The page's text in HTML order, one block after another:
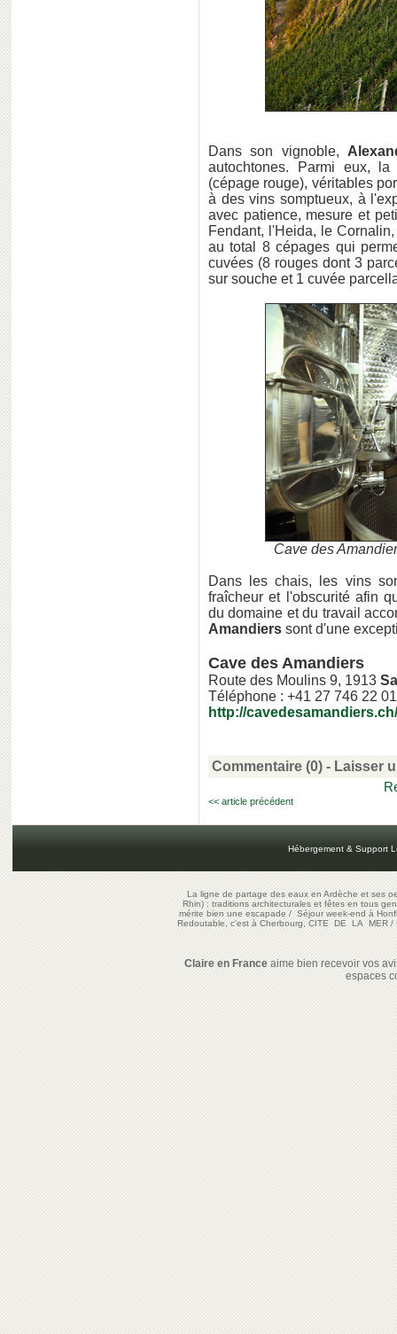
Dans son vignoble,
autochtones. Parmi eux,
(cépage rouge), véritables
à des vins somptueux, à
avec patience, mesure et
Fendant, l'Heida, le
au total 8 cépages qui
cuvées (8 rouges dont 3
sur souche et 1 cuvée
Cave des
Dans les chais, les vins
fraîcheur et l'obscurité afin
du domaine et du travail
Amandiers sont d'une
Cave des Amandiers
Route des Moulins 9, 1913
Téléphone : +41 27 746 22 01
http://cavedesamandiers.ch/
Commentaire (0) - Laisser
<< article précédent
Hébergement & Support
La ligne de partage des eaux en Ardèche et ses
Rhin) : traditions architecturales et fêtes en tous
mérite bien une escapade/Séjour week-end à
Redoutable, c'est à Cherbourg, CITE DE LA MER/
Claire en Franceaime bien recevoir vos
espaces